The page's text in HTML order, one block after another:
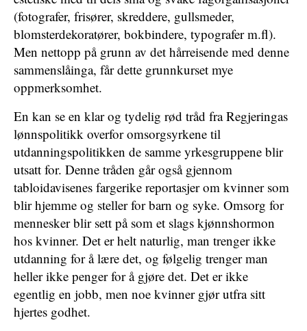
(fotografer, frisører, skreddere, gullsmeder,
blomsterdekoratører, bokbindere, typografer m.fl).
Men nettopp på grunn av det hårreisende med denne
sammenslåinga, får dette grunnkurset mye
oppmerksomhet.
En kan se en klar og tydelig rød tråd fra Regjeringas
lønnspolitikk overfor omsorgsyrkene til
utdanningspolitikken de samme yrkesgruppene blir
utsatt for. Denne tråden går også gjennom
tabloidavisenes fargerike reportasjer om kvinner som
blir hjemme og steller for barn og syke. Omsorg for
mennesker blir sett på som et slags kjønnshormon
hos kvinner. Det er helt naturlig, man trenger ikke
utdanning for å lære det, og følgelig trenger man
heller ikke penger for å gjøre det. Det er ikke
egentlig en jobb, men noe kvinner gjør utfra sitt
hjertes godhet.